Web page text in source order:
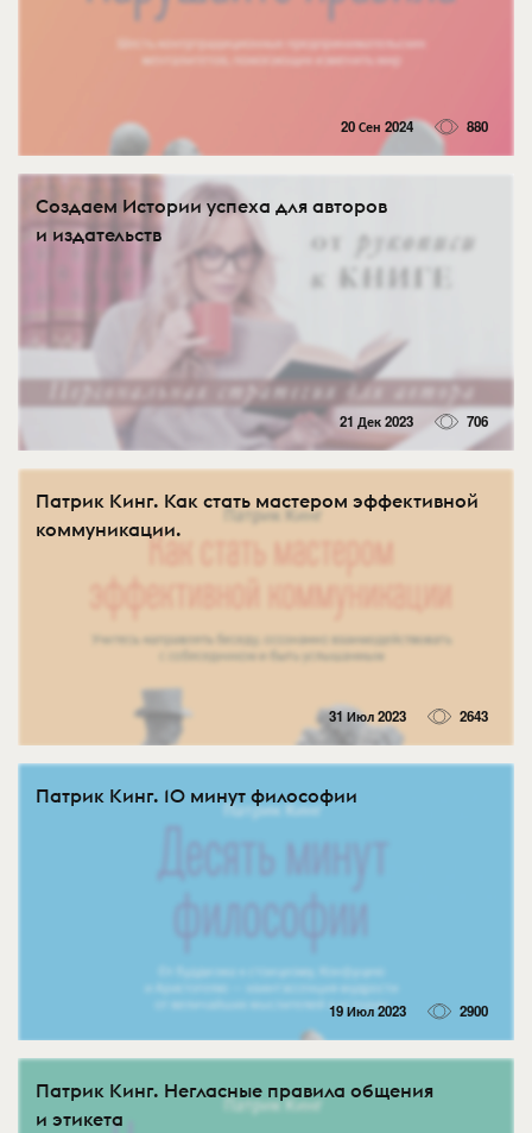
20 Сен 2024 880
Создаем Истории успеха для авторов
и издательств
21 Дек 2023 706
Патрик Кинг. Как стать мастером эффективной
коммуникации.
31 Июл 2023 2643
Патрик Кинг. 10 минут философии
19 Июл 2023 2900
Патрик Кинг. Негласные правила общения
и этикета